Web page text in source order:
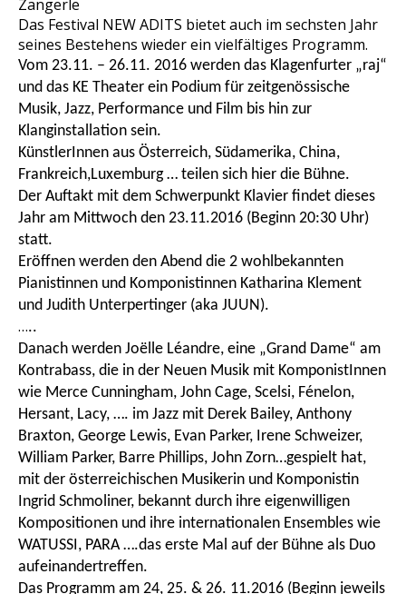
Zangerle
Das Festival NEW ADITS bietet auch im sechsten Jahr
seines Bestehens wieder ein vielfältiges Programm.
Vom 23.11. – 26.11. 2016 werden das Klagenfurter „raj“
und das KE Theater ein Podium für zeitgenössische
Musik, Jazz, Performance und Film bis hin zur
Klanginstallation sein.
KünstlerInnen aus Österreich, Südamerika, China,
Frankreich,Luxemburg … teilen sich hier die Bühne.
Der Auftakt mit dem Schwerpunkt Klavier findet dieses
Jahr am Mittwoch den 23.11.2016 (Beginn 20:30 Uhr)
statt.
Eröffnen werden den Abend die 2 wohlbekannten
Pianistinnen und Komponistinnen Katharina Klement
und Judith Unterpertinger (aka JUUN).
…..
Danach werden Joëlle Léandre, eine „Grand Dame“ am
Kontrabass, die in der Neuen Musik mit KomponistInnen
wie Merce Cunningham, John Cage, Scelsi, Fénelon,
Hersant, Lacy, …. im Jazz mit Derek Bailey, Anthony
Braxton, George Lewis, Evan Parker, Irene Schweizer,
William Parker, Barre Phillips, John Zorn…gespielt hat,
mit der österreichischen Musikerin und Komponistin
Ingrid Schmoliner, bekannt durch ihre eigenwilligen
Kompositionen und ihre internationalen Ensembles wie
WATUSSI, PARA ….das erste Mal auf der Bühne als Duo
aufeinandertreffen.
Das Programm am 24, 25. & 26. 11.2016 (Beginn jeweils